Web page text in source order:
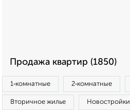
Продажа квартир (1850)
1‑комнатные 2‑комнатные
Вторичное жилье Новостройки